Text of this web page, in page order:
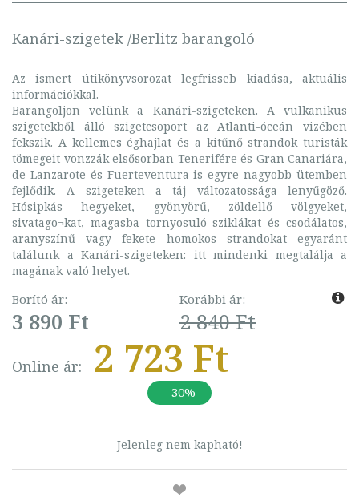
Kanári-szigetek /Berlitz barangoló
Az ismert útikönyvsorozat legfrisseb kiadása, aktuális
információkkal.
Barangoljon velünk a Kanári-szigeteken. A vulkanikus
szigetekből álló szigetcsoport az Atlanti-óceán vizében
fekszik. A kellemes éghajlat és a kitűnő strandok turisták
tömegeit vonzzák elsősorban Tenerifére és Gran Canariára,
de Lanzarote és Fuerteventura is egyre nagyobb ütemben
fejlődik. A szigeteken a táj változatossága lenyűgöző.
Hósipkás hegyeket, gyönyörű, zöldellő völgyeket,
sivatago¬kat, magasba tornyosuló sziklákat és csodálatos,
aranyszínű vagy fekete homokos strandokat egyaránt
találunk a Kanári-szigeteken: itt mindenki megtalálja a
magának való helyet.
Borító ár:
3 890 Ft
Korábbi ár:
2 840 Ft
Online ár: 2 723 Ft
- 30%
Jelenleg nem kapható!